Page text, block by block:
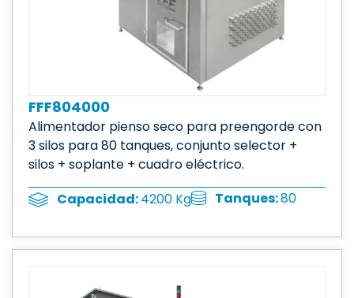
FFF804000
Alimentador pienso seco para preengorde con
3 silos para 80 tanques, conjunto selector +
silos + soplante + cuadro eléctrico.
Capacidad:4200 Kg Tanques:80